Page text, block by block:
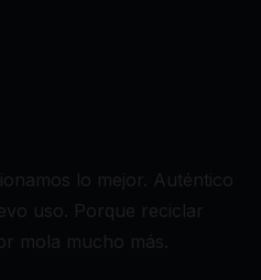
lo mejor. Auténtico
uso. Porque reciclar
mola mucho más.